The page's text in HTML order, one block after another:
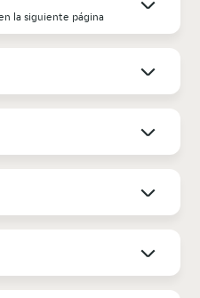
la siguiente página